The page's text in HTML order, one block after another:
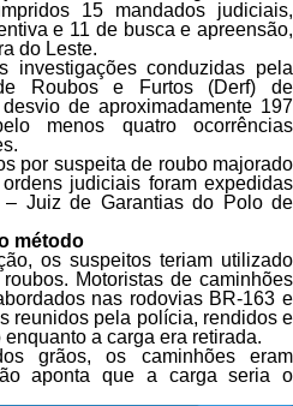
15 mandados judiciais,
e 11 de busca e apreensão,
do Leste.
conduzidas pela
Roubos e Furtos (Derf) de
de aproximadamente 197
menos quatro ocorrências
por suspeita de roubo majorado
judiciais foram expedidas
Juiz de Garantias do Polo de
método
os suspeitos teriam utilizado
Motoristas de caminhões
nas rodovias BR-163 e
reunidos pela polícia, rendidos e
a carga era retirada.
grãos, os caminhões eram
aponta que a carga seria o